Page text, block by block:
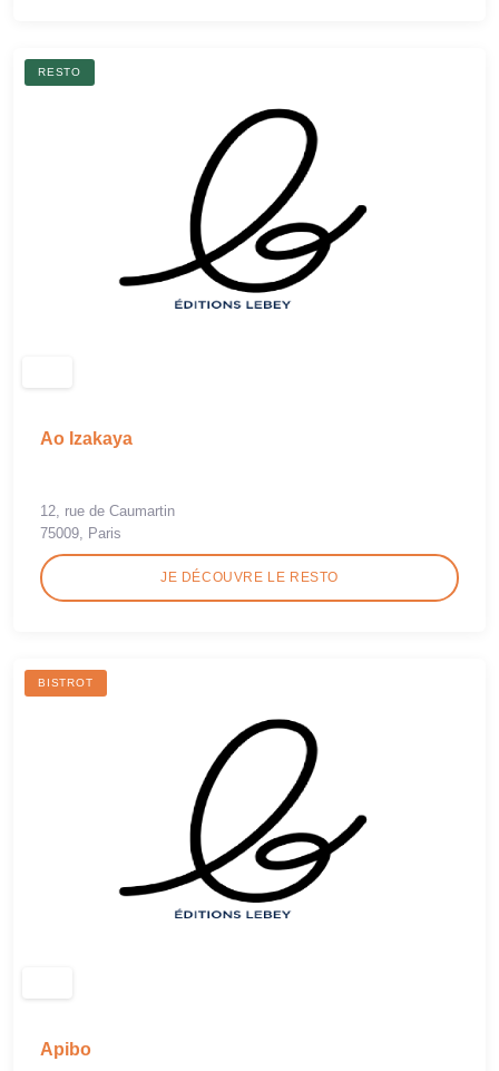
RESTO
Ao Izakaya
12, rue de Caumartin
75009, Paris
JE DÉCOUVRE LE RESTO
BISTROT
Apibo